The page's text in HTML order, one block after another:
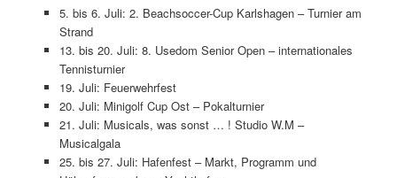
5. bis 6. Juli: 2. Beachsoccer-Cup Karlshagen – Turnier am
Strand
13. bis 20. Juli: 8. Usedom Senior Open – internationales
Tennisturnier
19. Juli: Feuerwehrfest
20. Juli: Minigolf Cup Ost – Pokalturnier
21. Juli: Musicals, was sonst … ! Studio W.M –
Musicalgala
25. bis 27. Juli: Hafenfest – Markt, Programm und